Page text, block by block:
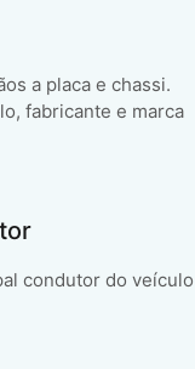
a placa e chassi.
fabricante e marca
condutor do veículo